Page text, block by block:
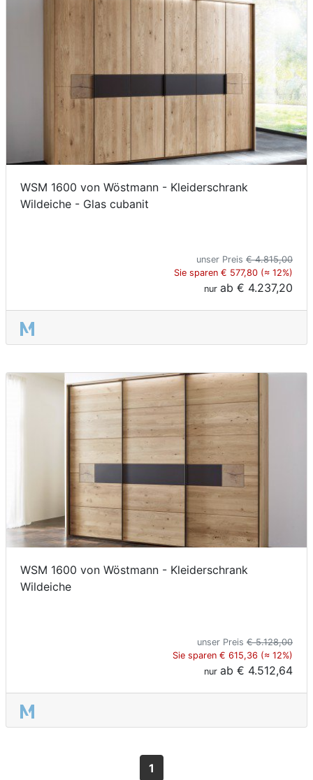
WSM 1600 von Wöstmann - Kleiderschrank
Wildeiche - Glas cubanit
unser Preis € 4.815,00
Sie sparen € 577,80 (≈ 12%)
nur ab € 4.237,20
WSM 1600 von Wöstmann - Kleiderschrank
Wildeiche
unser Preis € 5.128,00
Sie sparen € 615,36 (≈ 12%)
nur ab € 4.512,64
1